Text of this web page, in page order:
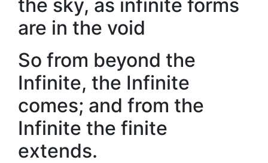
the sky, as infinite forms
are in the void
So from beyond the
Infinite, the Infinite
comes; and from the
Infinite the finite
extends.